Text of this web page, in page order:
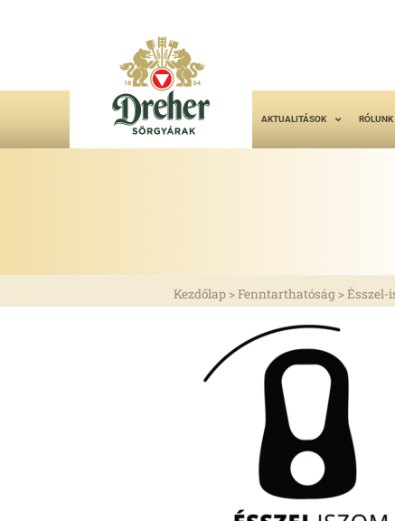
AKTUALITÁSOK RÓLUNK
Kezdőlap >Fenntarthatóság >Ésszel-